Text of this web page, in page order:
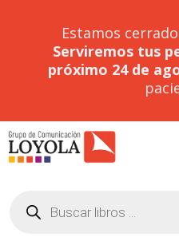
Estamos
Serviremos tus
próximo 24 de
productos